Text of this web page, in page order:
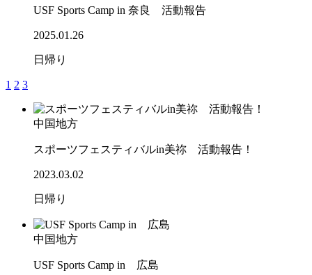
USF Sports Camp in 奈良 活動報告
2025.01.26
日帰り
1 2 3
中国地方
スポーツフェスティバルin美祢 活動報告！
2023.03.02
日帰り
中国地方
USF Sports Camp in 広島